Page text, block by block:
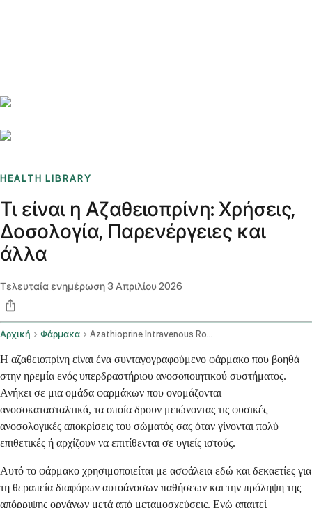
HEALTH LIBRARY
Τι είναι η Αζαθειοπρίνη: Χρήσεις,
Δοσολογία, Παρενέργειες και
άλλα
Τελευταία ενημέρωση3 Απριλίου 2026
Αρχική Φάρμακα Azathioprine Intravenous Route
Η αζαθειοπρίνη είναι ένα συνταγογραφούμενο φάρμακο που βοηθά
στην ηρεμία ενός υπερδραστήριου ανοσοποιητικού συστήματος.
Ανήκει σε μια ομάδα φαρμάκων που ονομάζονται
ανοσοκατασταλτικά, τα οποία δρουν μειώνοντας τις φυσικές
ανοσολογικές αποκρίσεις του σώματός σας όταν γίνονται πολύ
επιθετικές ή αρχίζουν να επιτίθενται σε υγιείς ιστούς.
Αυτό το φάρμακο χρησιμοποιείται με ασφάλεια εδώ και δεκαετίες για
τη θεραπεία διαφόρων αυτοάνοσων παθήσεων και την πρόληψη της
απόρριψης οργάνων μετά από μεταμοσχεύσεις. Ενώ απαιτεί